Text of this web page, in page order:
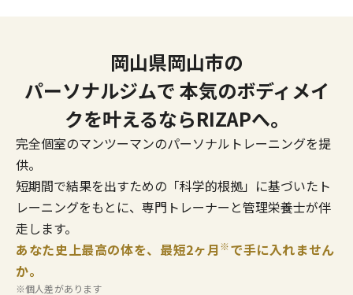
岡山県岡山市の
パーソナルジムで 本気のボディメイ
クを叶えるならRIZAPへ。
完全個室のマンツーマンのパーソナルトレーニングを提
供。
短期間で結果を出すための「科学的根拠」に基づいたト
レーニングをもとに、専門トレーナーと管理栄養士が伴
走します。
あなた史上最高の体を、最短2ヶ月※で手に入れません
か。
※個人差があります